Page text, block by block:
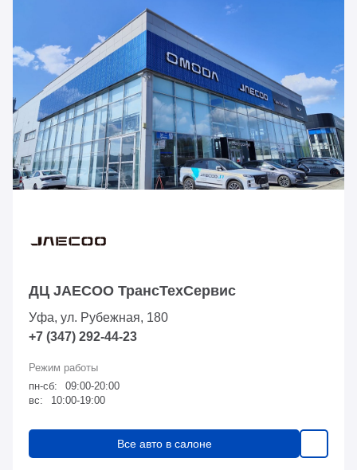
ДЦ JAECOO ТрансТехСервис
Уфа, ул. Рубежная, 180
+7 (347) 292-44-23
пн-сб:
09:00-20:00
вс:
10:00-19:00
Все авто в салоне